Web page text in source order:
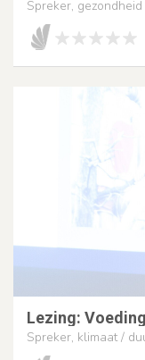
Spreker,
Lezing:
Spreker, klimaat /